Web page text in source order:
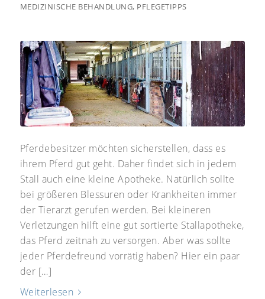
MEDIZINISCHE BEHANDLUNG, PFLEGETIPPS
Pferdebesitzer möchten sicherstellen, dass es
ihrem Pferd gut geht. Daher findet sich in jedem
Stall auch eine kleine Apotheke. Natürlich sollte
bei größeren Blessuren oder Krankheiten immer
der Tierarzt gerufen werden. Bei kleineren
Verletzungen hilft eine gut sortierte Stallapotheke,
das Pferd zeitnah zu versorgen. Aber was sollte
jeder Pferdefreund vorrätig haben? Hier ein paar
der […]
Weiterlesen